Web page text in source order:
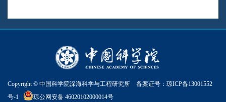
Copyright © 中国科学院深海科学与工程研究所 备案证号： 琼ICP备13001552
号-1
琼公网安备 46020102000014号